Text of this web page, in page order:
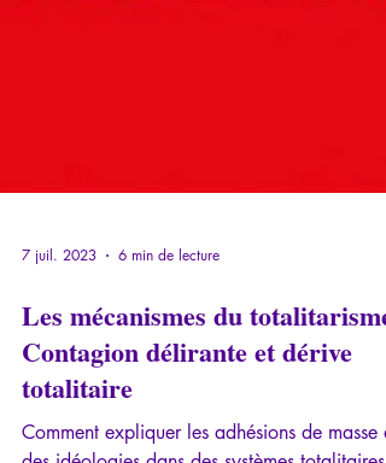
7 juil. 2023 6 min de lecture
Les mécanismes du totalitarisme:
Contagion délirante et dérive
totalitaire